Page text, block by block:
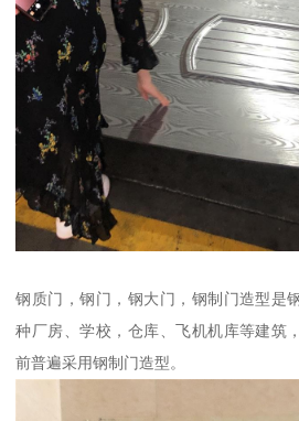
钢质门，钢门，钢大门，钢制门造型是
种厂房、学校，仓库、飞机机库等建筑
前普遍采用钢制门造型。